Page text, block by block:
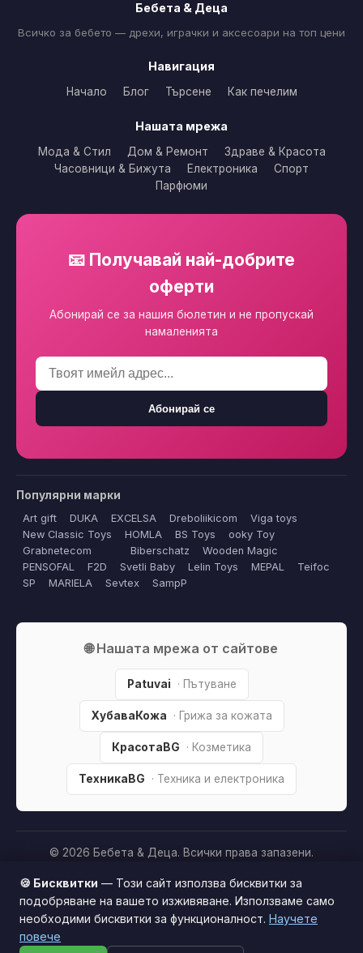
Бебета & Деца
Всичко за бебето — дрехи, играчки и аксесоари на топ цени
Навигация
Начало Блог Търсене Как печелим
Нашата мрежа
Мода & Стил Дом & Ремонт
Здраве & Красота
Часовници & Бижута
Електроника
Спорт
Парфюми
📧 Получавай най-добрите
оферти
Абонирай се за нашия бюлетин и не пропускай
намаленията
Абонирай се
Популярни марки
Art gift DUKA EXCELSA Dreboliikicom
Viga toys
New Classic Toys
HOMLA BS Toys
ooky Toy
Grabnetecom
Biberschatz
Wooden Magic
PENSOFAL
F2D Svetli Baby Lelin Toys MEPAL
Teifoc
SP
MARIELA Sevtex SampP
🌐 Нашата мрежа от сайтове
Patuvai · Пътуване
ХубаваКожа · Грижа за кожата
КрасотаBG · Козметика
ТехникаBG · Техника и електроника
© 2026 Бебета & Деца. Всички права запазени.
Партньорско разкриване:
Този сайт е независим и
съдържа партньорски (affiliate) линкове. Когато купите
продукт през тях, може да получим малка комисиона от
това да оскъпява покупката за вас. Това
ни помага да поддържаме сайта безплатен.
Този сайт използва бисквитки за по-добро
🍪 Бисквитки — Този сайт използва бисквитки за
подобряване на вашето изживяване. Използваме само
необходими бисквитки за функционалност. Научете
повече